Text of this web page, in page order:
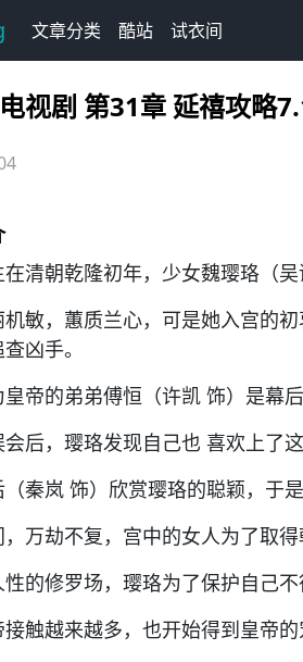
文章分类 酷站 试衣间
电视剧 第31章 延禧攻略
清朝乾隆初年，少女魏璎珞（
敏，蕙质兰心，可是她入宫的
凶手。
帝的弟弟傅恒（许凯 饰）是幕
后，璎珞发现自己也 喜欢上了这
秦岚 饰）欣赏璎珞的聪颖，于
万劫不复，宫中的女人为了取
的修罗场，璎珞为了保护自己不
触越来越多，也开始得到皇帝的